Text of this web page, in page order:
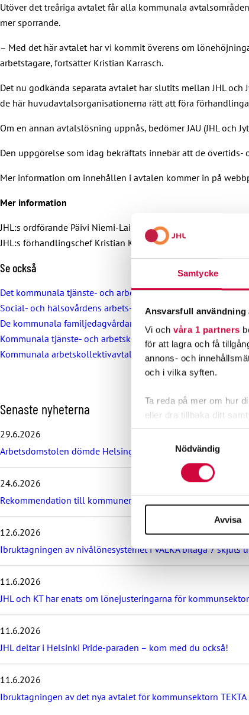
Samtycke
Ansvarsfull
Vi och våra 1 partners
för att lagra och få
annons- och
och i vilka syften.
Ta reda på mer om hur
eller dra tillbaka ditt
Vi använder
till de sociala medier
Nödvändig
Avvisa
Utöver det treåriga avtalet får alla kommunala
mer sporrande.
– Med det här avtalet har vi kommit överens om
arbetstagare, fortsätter Kristian Karrasch.
Det nu godkända separata avtalet har slutits mellan JHL och
de här huvudavtalsorganisationerna rätt att föra
Om en annan avtalslösning uppnås, bedömer JAU (JHL och
Den uppgörelse som idag bekräftats innebär att de
Mer information om innehållen i avtalen kommer in på
Mer information
JHL:s ordförande Päivi Niemi-Laine, 040 702 4772
JHL:s förhandlingschef Kristian Karrasch, 040 728 9046
Se också
Det kommunala tjänste- och arbetskollektivavtalet och
Social- och hälsovårdens arbets- och tjänstekollektivavtal SH
De kommunala familjedagvårdarna övergår till månadslön
Kommunala tjänste- och arbetskollektivavtalet för teknisk
Kommunala arbetskollektivavtalet för timavlönade TIM-AKA
H
o
p
p
a
e
r
s
e
s
t
e
n
y
e
t
e
n
Senaste nyheterna
29.6.2026
Arbetsdomstolen dömde Helsingfors stad till böter på
24.6.2026
Rekommendation till kommuner, välfärdsområden och KT:s
12.6.2026
Ibruktagningen av nivålönesystemet i VÄLKA bilaga 7 skjuts
11.6.2026
JHL och KT har enats om lönejusteringarna för
11.6.2026
JHL deltar i Helsinki Pride-paraden – kom med du också!
11.6.2026
Ibruktagningen av det nya avtalet för kommunsektorn